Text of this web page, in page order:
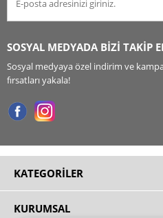
SOSYAL MEDYADA BİZİ TAKİP
Sosyal medyaya özel indirim ve
fırsatları yakala!
KATEGORILER
KURUMSAL